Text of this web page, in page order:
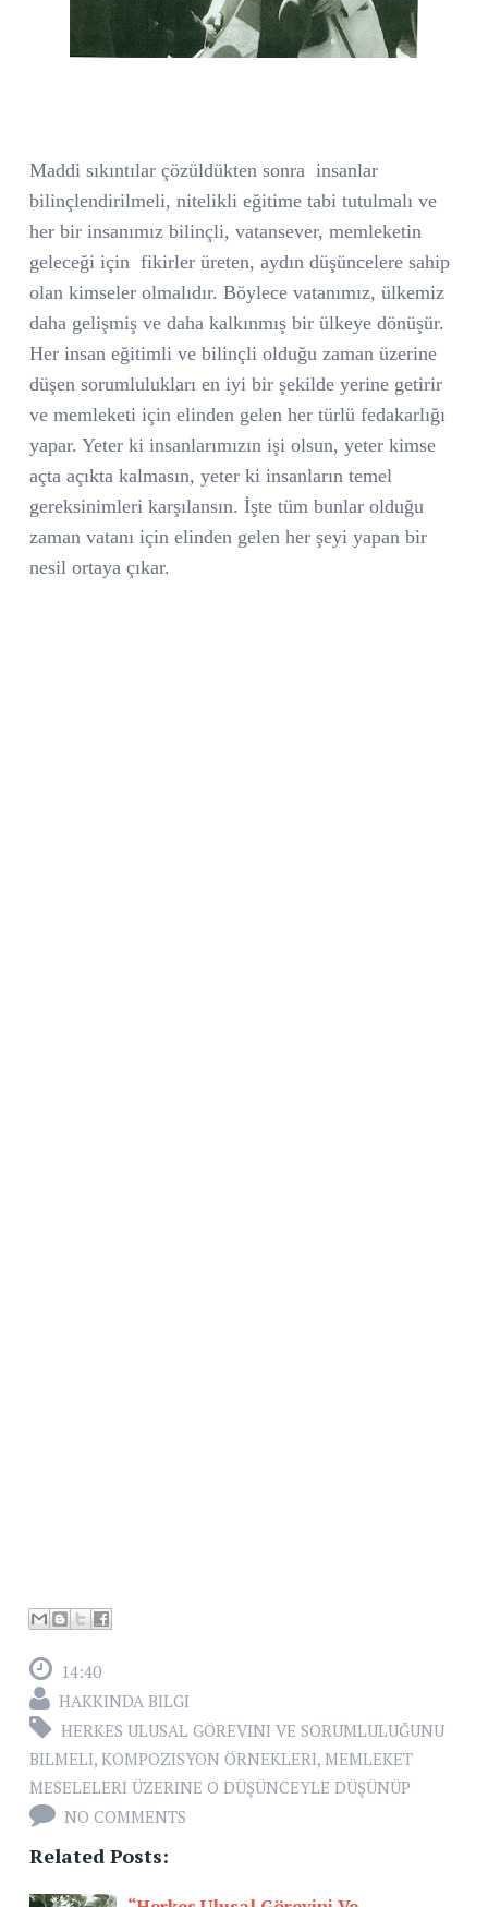
Maddi sıkıntılar çözüldükten sonra insanlar
bilinçlendirilmeli, nitelikli eğitime tabi tutulmalı ve
her bir insanımız bilinçli, vatansever, memleketin
geleceği için fikirler üreten, aydın düşüncelere sahip
olan kimseler olmalıdır. Böylece vatanımız, ülkemiz
daha gelişmiş ve daha kalkınmış bir ülkeye dönüşür.
Her insan eğitimli ve bilinçli olduğu zaman üzerine
düşen sorumlulukları en iyi bir şekilde yerine getirir
ve memleketi için elinden gelen her türlü fedakarlığı
yapar. Yeter ki insanlarımızın işi olsun, yeter kimse
açta açıkta kalmasın, yeter ki insanların temel
gereksinimleri karşılansın. İşte tüm bunlar olduğu
zaman vatanı için elinden gelen her şeyi yapan bir
nesil ortaya çıkar.
14:40
HAKKINDA BILGI
HERKES ULUSAL GÖREVINI VE SORUMLULUĞUNU
BILMELI, KOMPOZISYON ÖRNEKLERI, MEMLEKET
MESELELERI ÜZERINE O DÜŞÜNCEYLE DÜŞÜNÜP
NO COMMENTS
Related Posts: